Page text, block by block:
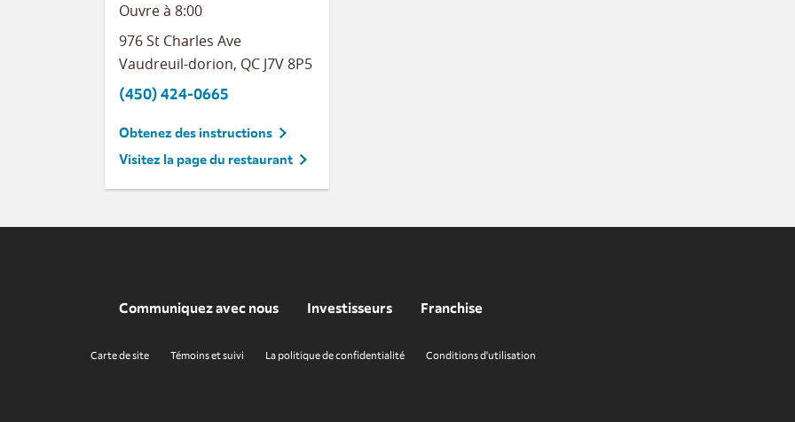
Ouvre à 8:00
976 St Charles Ave
Vaudreuil-dorion, QC J7V 8P5
(450) 424-0665
Obtenez des instructions
Visitez la page du restaurant
Communiquez avec nous Investisseurs Franchise
Carte de site Témoins et suivi La politique de confidentialité Conditions d'utilisation